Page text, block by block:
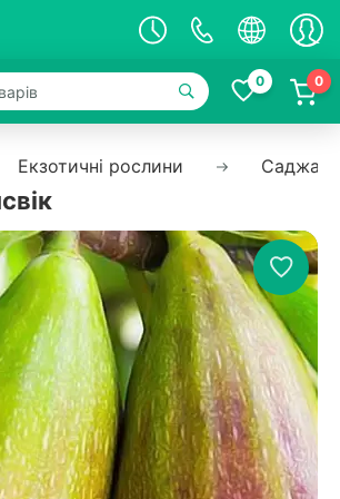
0 0
Екзотичні рослини